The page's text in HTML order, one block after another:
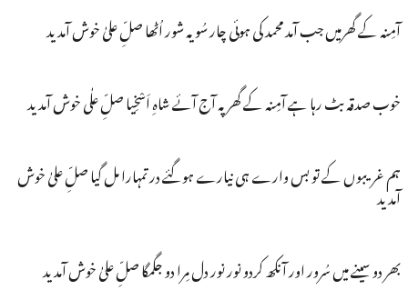
آمِنہ کے گھرمیں جب آمد محمد کی ہوئی چار سُو یہ شور اُٹھا صلِّ علیٰ خوش آمدید
خوب صدقہ بٹ رہا ہے آمِنہ کے گھر پہ آج آئے شاہِ اَسْخِیا صلِّ علٰی خوش آمدید
ہم غریبوں کے تو بس وارے ہی نیارے ہوگئے در تمہارا مل گیا صلِّ علیٰ خوش
آمدید
بھر دو سینے میں سُرور اور آنکھ کردو نور نور دل مِرا دو جگمگا صلِّ علیٰ خوش آمدید